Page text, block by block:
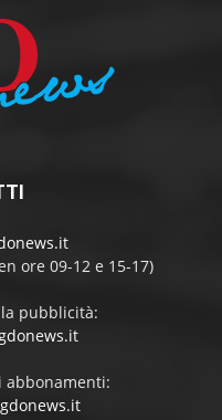
ore 09-12 e 15-17)
pubblicità:
abbonamenti: